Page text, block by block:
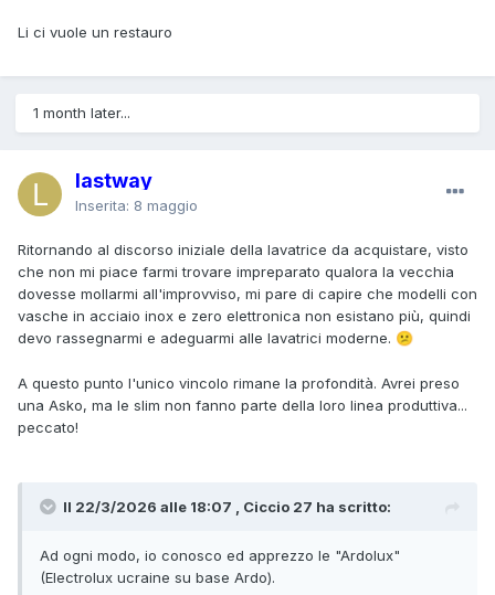
Li ci vuole un restauro
1 month later...
lastway
Inserita: 8 maggio
Ritornando al discorso iniziale della lavatrice da acquistare, visto
che non mi piace farmi trovare impreparato qualora la vecchia
dovesse mollarmi all'improvviso, mi pare di capire che modelli con
vasche in acciaio inox e zero elettronica non esistano più, quindi
devo rassegnarmi e adeguarmi alle lavatrici moderne. 😕
A questo punto l'unico vincolo rimane la profondità. Avrei preso
una Asko, ma le slim non fanno parte della loro linea produttiva...
peccato!
Il 22/3/2026 alle 18:07 , Ciccio 27 ha scritto:
Ad ogni modo, io conosco ed apprezzo le "Ardolux"
(Electrolux ucraine su base Ardo).